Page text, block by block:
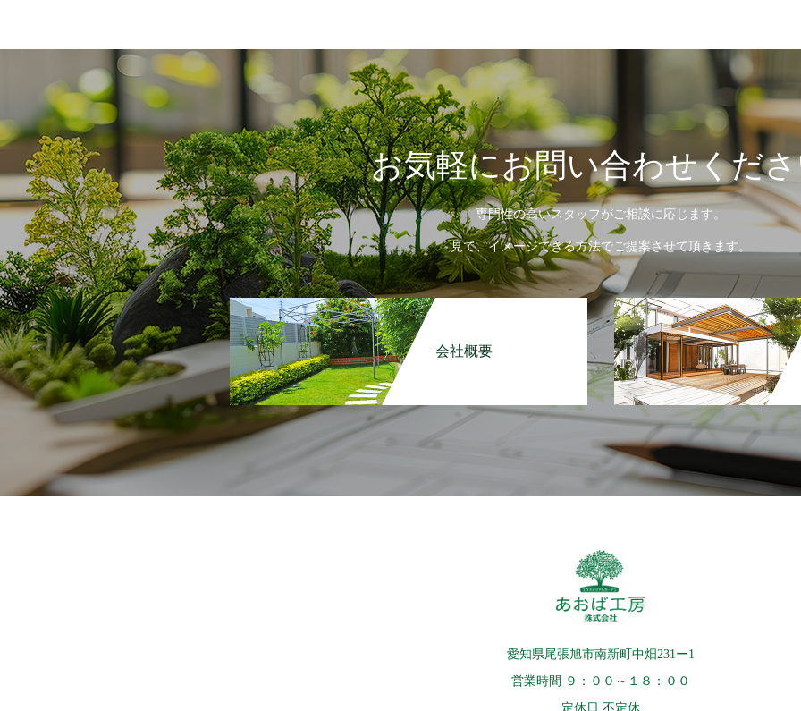
お気軽にお問い合わせくだ
専門性の高いスタッフがご相談に応じます。
見て、イメージできる方法でご提案させて頂きます。
会社概要
愛知県尾張旭市南新町中畑231ー1
営業時間 ９：００～１８：００
定休日 不定休